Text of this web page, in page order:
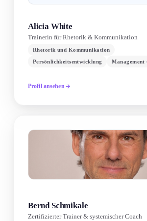
Alicia White
Trainerin für Rhetorik & Kommunikation
Rhetorik und Kommunikation
Persönlichkeitsentwicklung
Management
Profil ansehen
Bernd Schmikale
Zertifizierter Trainer & systemischer Coach